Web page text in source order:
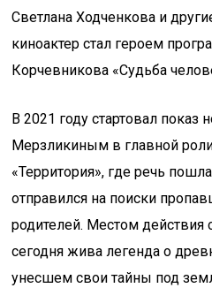
Светлана Ходченкова и
киноактер стал героем
Корчевникова «Судьба
В 2021 году стартовал показ
Мерзликиным в главной
«Территория», где речь
отправился на поиски
родителей. Местом действия
сегодня жива легенда о
унесшем свои тайны под